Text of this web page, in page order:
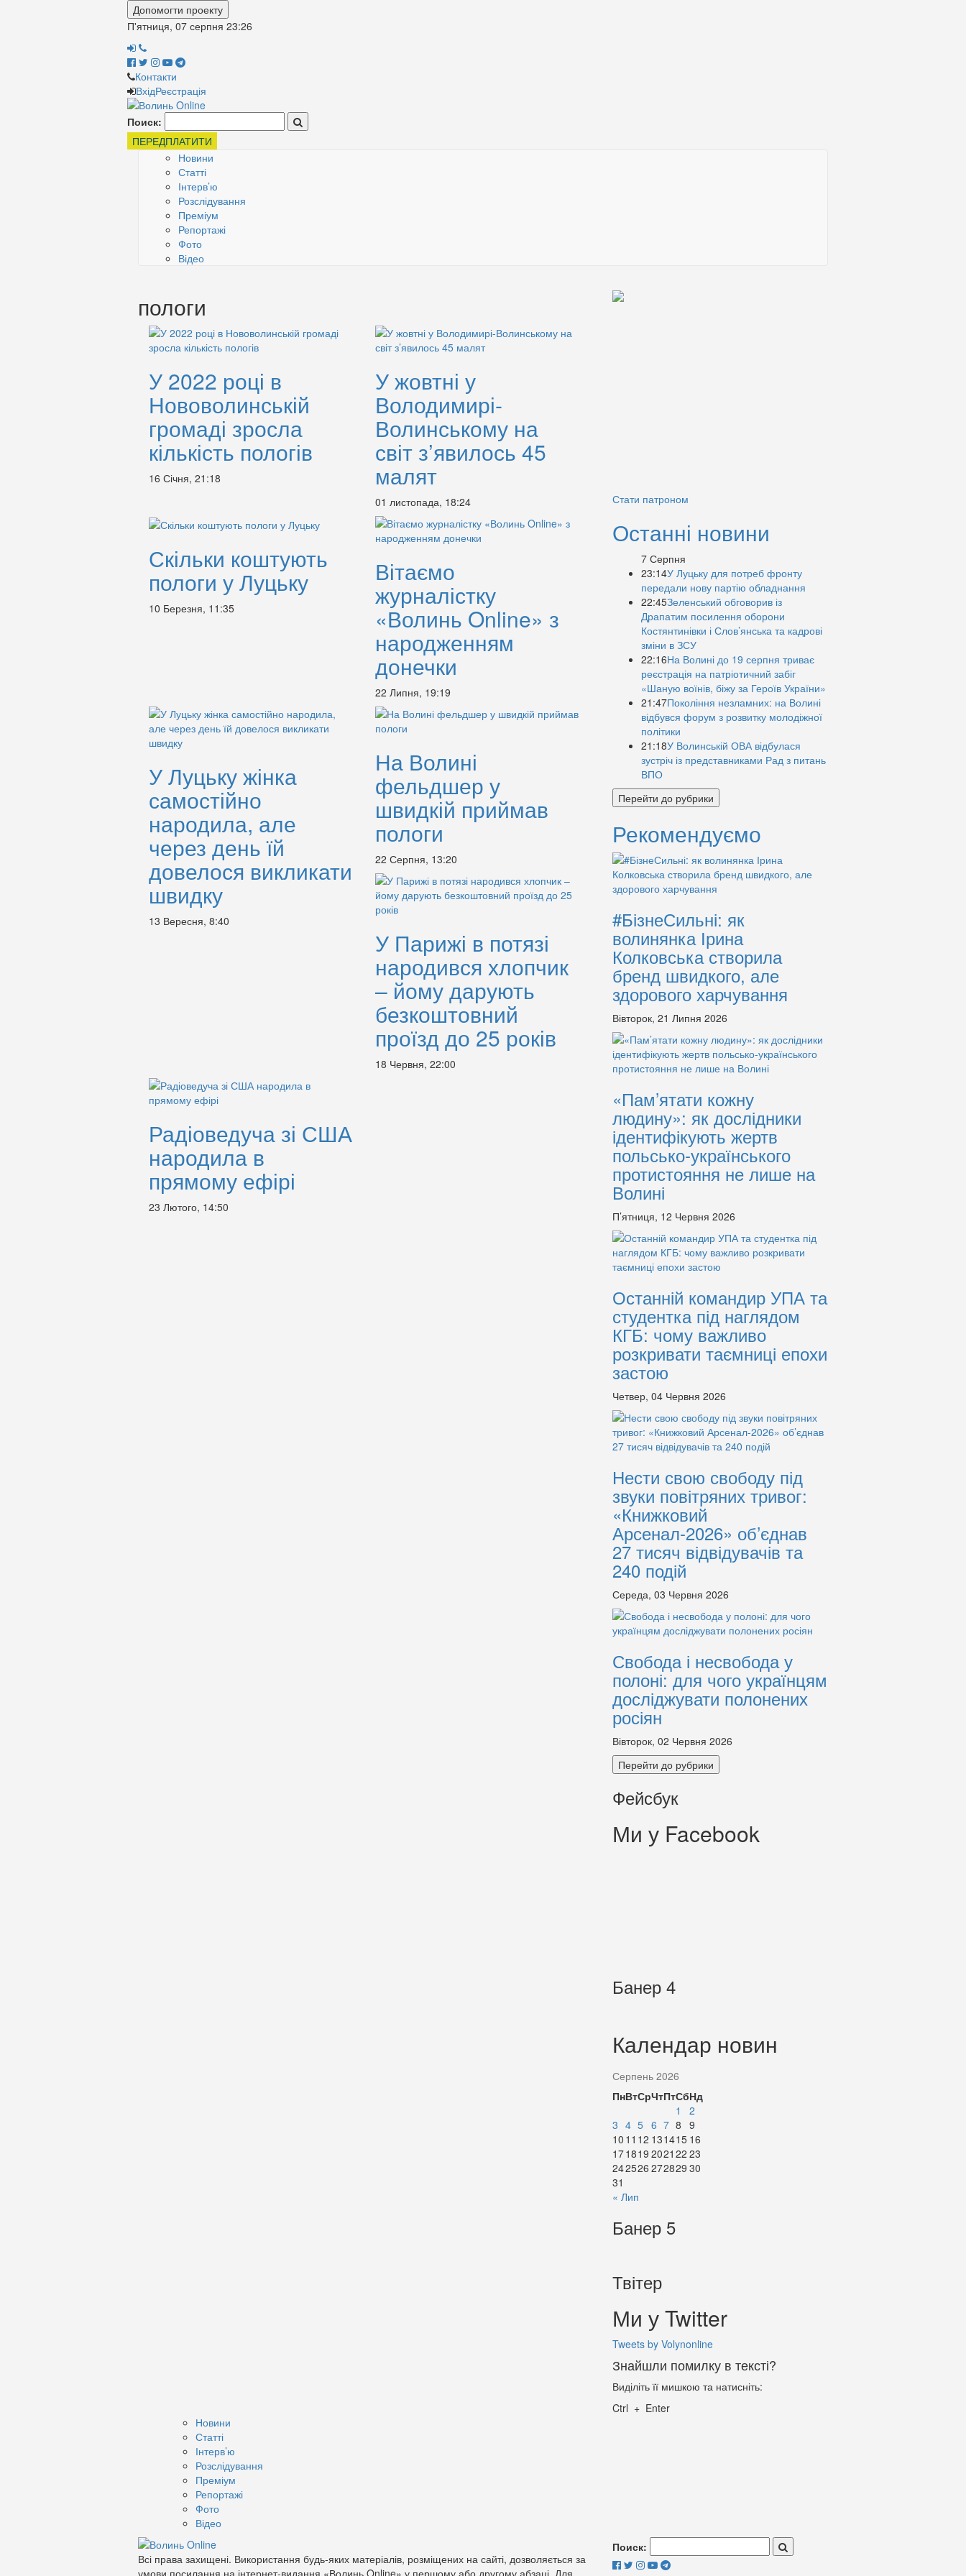
Допомогти проекту
П'ятниця, 07 серпня 23:26
Контакти
ВхідРеєстрація
Поиск:
ПЕРЕДПЛАТИТИ
Новини
Статті
Інтерв’ю
Розслідування
Преміум
Репортажі
Фото
Відео
пологи
У 2022 році в
Нововолинській
громаді зросла
кількість пологів
16 Січня, 21:18
У жовтні у
Володимирі-
Волинському на
світ з’явилось 45
малят
01 листопада, 18:24
Скільки коштують
пологи у Луцьку
10 Березня, 11:35
Вітаємо
журналістку
«Волинь Online» з
народженням
донечки
22 Липня, 19:19
У Луцьку жінка
самостійно
народила, але
через день їй
довелося викликати
швидку
13 Вересня, 8:40
На Волині
фельдшер у
швидкій приймав
пологи
22 Серпня, 13:20
У Парижі в потязі
народився хлопчик
– йому дарують
безкоштовний
проїзд до 25 років
18 Червня, 22:00
Радіоведуча зі США
народила в
прямому ефірі
23 Лютого, 14:50
Стати патроном
Останні новини
7 Серпня
23:14У Луцьку для потреб фронту
передали нову партію обладнання
22:45Зеленський обговорив із
Драпатим посилення оборони
Костянтинівки і Слов’янська та кадрові
зміни в ЗСУ
22:16На Волині до 19 серпня триває
реєстрація на патріотичний забіг
«Шаную воїнів, біжу за Героїв України»
21:47Покоління незламних: на Волині
відбувся форум з розвитку молодіжної
політики
21:18У Волинській ОВА відбулася
зустріч із представниками Рад з питань
ВПО
Перейти до рубрики
Рекомендуємо
#БізнеСильні: як
волинянка Ірина
Колковська створила
бренд швидкого, але
здорового харчування
Вівторок, 21 Липня 2026
«Пам’ятати кожну
людину»: як дослідники
ідентифікують жертв
польсько-українського
протистояння не лише на
Волині
П’ятниця, 12 Червня 2026
Останній командир УПА та
студентка під наглядом
КГБ: чому важливо
розкривати таємниці епохи
застою
Четвер, 04 Червня 2026
Нести свою свободу під
звуки повітряних тривог:
«Книжковий
Арсенал-2026» об’єднав
27 тисяч відвідувачів та
240 подій
Середа, 03 Червня 2026
Свобода і несвобода у
полоні: для чого українцям
досліджувати полонених
росіян
Вівторок, 02 Червня 2026
Перейти до рубрики
Фейсбук
Ми у Facebook
Банер 4
Календар новин
Серпень 2026
ПнВтСрЧтПтСбНд
1
2
3 4 5 6 7 8 9
10 11 12 131415 16
171819 2021 22 23
242526 272829 30
31
« Лип
Банер 5
Твітер
Ми у Twitter
Tweets by Volynonline
Знайшли помилку в тексті?
Виділіть її мишкою та натисніть:
Ctrl + Enter
Новини
Статті
Інтерв’ю
Розслідування
Преміум
Репортажі
Фото
Відео
Всі права захищені. Використання будь-яких матеріалів, розміщених на сайті, дозволяється за
Поиск: